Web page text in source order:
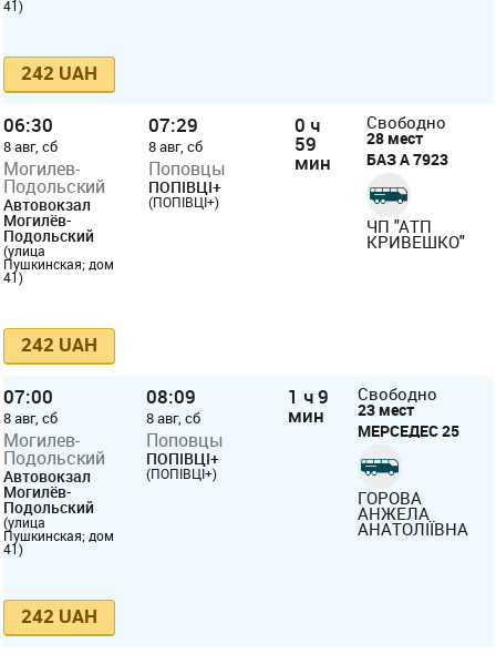
41)
242 UAH
06:30
8 авг, сб
Могилев-
Подольский
Автовокзал
Могилёв-
Подольский
(улица
Пушкинская; дом
41)
07:29
8 авг, сб
Поповцы
ПОПІВЦІ+
(ПОПІВЦІ+)
0 ч
59
мин
Свободно
28 мест
БАЗ А 7923
ЧП "АТП
КРИВЕШКО"
242 UAH
07:00
8 авг, сб
Могилев-
Подольский
Автовокзал
Могилёв-
Подольский
(улица
Пушкинская; дом
41)
08:09
8 авг, сб
Поповцы
ПОПІВЦІ+
(ПОПІВЦІ+)
1 ч 9
мин
Свободно
23 мест
МЕРСЕДЕС 25
ГОРОВА
АНЖЕЛА
АНАТОЛІЇВНА
242 UAH